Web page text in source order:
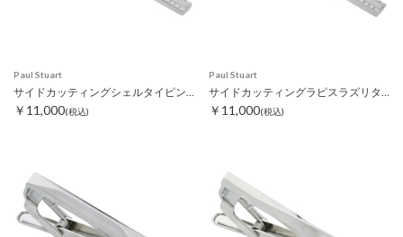
Paul Stuart
サイドカッティングシェルタイピン ホワイト
￥11,000(税込)
Paul Stuart
サイドカッティングラピスラズリタイピン
￥11,000(税込)